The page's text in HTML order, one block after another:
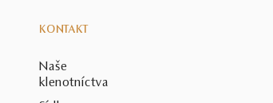
KONTAKT
Naše
klenotníctva